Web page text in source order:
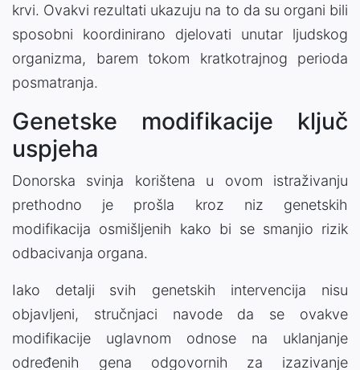
krvi. Ovakvi rezultati ukazuju na to da su organi bili
sposobni koordinirano djelovati unutar ljudskog
organizma, barem tokom kratkotrajnog perioda
posmatranja.
Genetske modifikacije ključ
uspjeha
Donorska svinja korištena u ovom istraživanju
prethodno je prošla kroz niz genetskih
modifikacija osmišljenih kako bi se smanjio rizik
odbacivanja organa.
Iako detalji svih genetskih intervencija nisu
objavljeni, stručnjaci navode da se ovakve
modifikacije uglavnom odnose na uklanjanje
određenih gena odgovornih za izazivanje